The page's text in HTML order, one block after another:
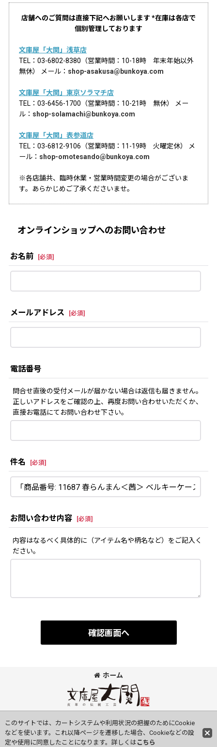
店舗へのご質問は直接下記へお願いします *在庫は各店で
個別管理しております
文庫屋「大関」浅草店
TEL：03-6802-8380（営業時間：10-18時 年末年始以外
無休） メール： shop-asakusa@bunkoya.com
文庫屋「大関」東京ソラマチ店
TEL：03-6456-1700（営業時間：10-21時 無休） メー
ル： shop-solamachi@bunkoya.com
文庫屋「大関」表参道店
TEL：03-6812-9106（営業時間：11-19時 火曜定休） メ
ール： shop-omotesando@bunkoya.com
※各店舗共、臨時休業・営業時間変更の場合がございま
す。あらかじめご了承くださいませ。
オンラインショップへのお問い合わせ
お名前 [必須]
メールアドレス [必須]
電話番号
問合せ直後の受付メールが届かない場合は返信も届きません。
正しいアドレスをご確認の上、再度お問い合わせいただくか、
直接お電話にてお問い合わせ下さい。
件名 [必須]
お問い合わせ内容 [必須]
内容はなるべく具体的に（アイテム名や柄名など）をご記入く
ださい。
確認画面へ
ホーム
このサイトでは、カートシステムや利用状況の把握のためにCookie
などを使います。これ以降ページを遷移した場合、Cookieなどの設
定や使用に同意したことになります。詳しくは こちら